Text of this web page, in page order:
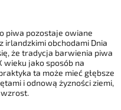
piwa pozostaje owiane
irlandzkimi obchodami Dnia
że tradycja barwienia piwa
wieku jako sposób na
ta może mieć głębsze
i odnową żyzności ziemi,
wzrost.